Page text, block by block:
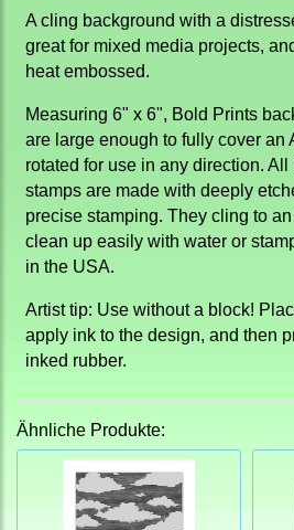
A cling background with a
great for mixed media projects,
heat embossed.
Measuring 6" x 6", Bold Prints
are large enough to fully cover an
rotated for use in any direction.
stamps are made with deeply
precise stamping. They cling to
clean up easily with water or
in the USA.
Artist tip: Use without a block!
apply ink to the design, and then
inked rubber.
Ähnliche Produkte: